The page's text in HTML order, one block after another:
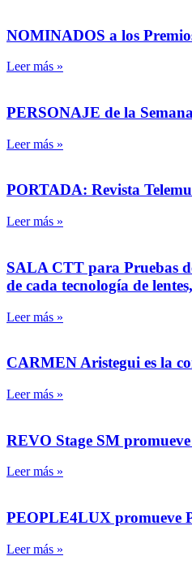
NOMINADOS a los
Leer más »
PERSONAJE de la
Leer más »
PORTADA: Revista
Leer más »
SALA CTT para Pruebas
de cada tecnología de
Leer más »
CARMEN Aristegui es la
Leer más »
REVO Stage SM
Leer más »
PEOPLE4LUX promueve
Leer más »